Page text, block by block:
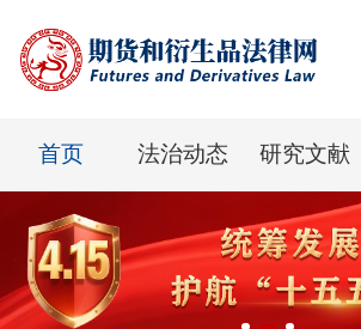
首页 法治动态 研究文献